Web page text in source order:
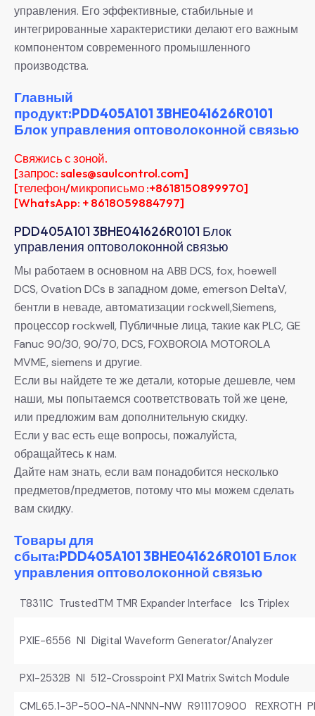
управления. Его эффективные, стабильные и
интегрированные характеристики делают его важным
компонентом современного промышленного
производства.
Главный
продукт:PDD405A101 3BHE041626R0101
Блок управления оптоволоконной связью
Свяжись с зоной.
[запрос: sales@saulcontrol.com]
[телефон/микрописьмо :+8618150899970]
[WhatsApp: + 8618059884797]
PDD405A101 3BHE041626R0101 Блок
управления оптоволоконной связью
Мы работаем в основном на ABB DCS, fox, hoewell
DCS, Ovation DCs в западном доме, emerson DeltaV,
бентли в неваде, автоматизации rockwell,Siemens,
процессор rockwell, Публичные лица, такие как PLC, GE
Fanuc 90/30, 90/70, DCS, FOXBOROIA MOTOROLA
MVME, siemens и другие.
Если вы найдете те же детали, которые дешевле, чем
наши, мы попытаемся соответствовать той же цене,
или предложим вам дополнительную скидку.
Если у вас есть еще вопросы, пожалуйста,
обращайтесь к нам.
Дайте нам знать, если вам понадобится несколько
предметов/предметов, потому что мы можем сделать
вам скидку.
Товары для
сбыта:PDD405A101 3BHE041626R0101 Блок
управления оптоволоконной связью
T8311C TrustedTM TMR Expander Interface Ics Triplex
PXIE-6556 NI Digital Waveform Generator/Analyzer
PXI-2532B NI 512-Crosspoint PXI Matrix Switch Module
CML65.1-3P-500-NA-NNNN-NW R911170900 REXROTH